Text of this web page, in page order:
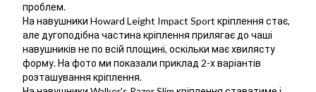
проблем.
На навушники Howard Leight Impact Sport кріплення стає,
але дугоподібна частина кріплення прилягає до чаші
навушників не по всій площині, оскільки має хвилясту
форму. На фото ми показали приклад 2-х варіантів
розташування кріплення.